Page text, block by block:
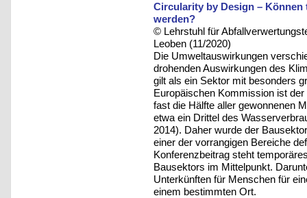
Circularity by Design –
werden?
© Lehrstuhl für
Leoben (11/2020)
Die Umweltauswirkungen
drohenden Auswirkungen des
gilt als ein Sektor mit besonders
Europäischen Kommission ist
fast die Hälfte aller gewonnenen
etwa ein Drittel des
2014). Daher wurde der
einer der vorrangigen Bereiche
Konferenzbeitrag steht
Bausektors im Mittelpunkt.
Unterkünften für Menschen für
einem bestimmten Ort.